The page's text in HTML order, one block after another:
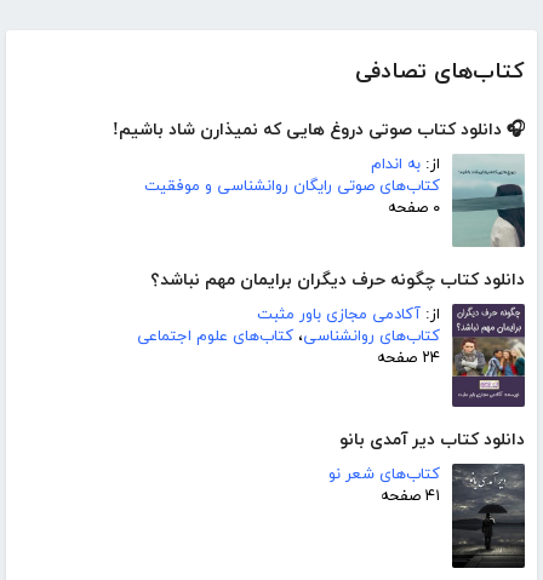
کتاب‌های تصادفی
🎧 دانلود کتاب صوتی دروغ هایی که نمیذارن شاد باشیم!
از: به اندام
کتاب‌های صوتی رایگان روانشناسی و موفقیت
۰ صفحه
دانلود کتاب چگونه حرف دیگران برایمان مهم نباشد؟
از: آکادمی مجازی باور مثبت
کتاب‌های روانشناسی، کتاب‌های علوم اجتماعی
۲۴ صفحه
دانلود کتاب دیر آمدی بانو
کتاب‌های شعر نو
۴۱ صفحه